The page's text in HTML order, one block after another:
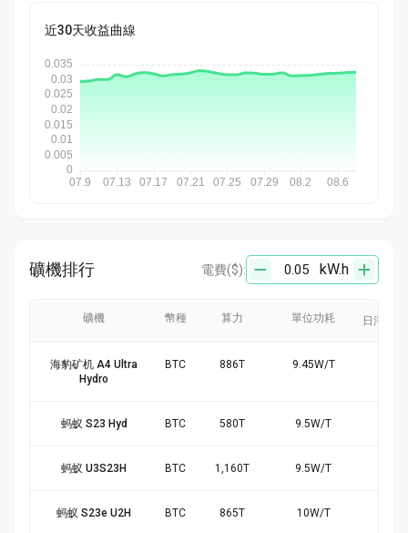
近30天收益曲線
礦機排行 電費($): kW.h
礦機 幣種 算力 單位功耗 日淨產出
海豹矿机 A4 Ultra
Hydro
BTC 886T 9.45W/T
蚂蚁 S23 Hyd BTC 580T 9.5W/T
蚂蚁 U3S23H BTC 1,160T 9.5W/T
蚂蚁 S23e U2H BTC 865T 10W/T